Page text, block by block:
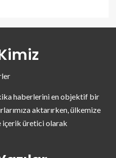
haberlerini en objektif bir
aktarırken, ülkemize
içerik üretici olarak